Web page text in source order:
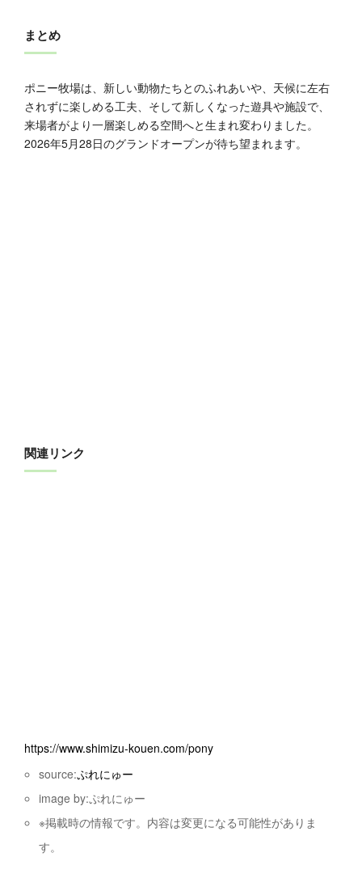
まとめ
ポニー牧場は、新しい動物たちとのふれあいや、天候に左右
されずに楽しめる工夫、そして新しくなった遊具や施設で、
来場者がより一層楽しめる空間へと生まれ変わりました。
2026年5月28日のグランドオープンが待ち望まれます。
関連リンク
https://www.shimizu-kouen.com/pony
source:ぷれにゅー
image by:ぷれにゅー
※掲載時の情報です。内容は変更になる可能性がありま
す。